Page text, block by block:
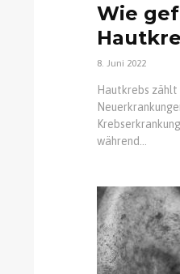
Wie
8. Juni 2022
Hautkrebs zählt
während...